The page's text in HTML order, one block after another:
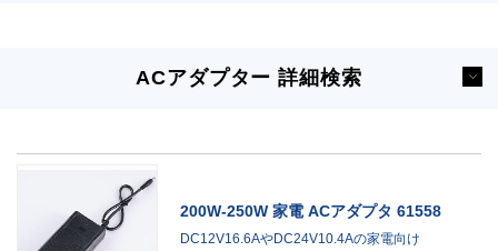
ACアダプター詳細検索
200W-250W 家電 ACアダプタ 61558
DC12V16.6AやDC24V10.4Aの家電向け